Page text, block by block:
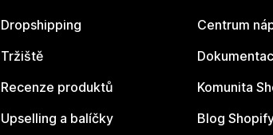
Dropshipping
Tržiště
Recenze produktů
Upselling a balíčky
Centrum
Komunita
Blog